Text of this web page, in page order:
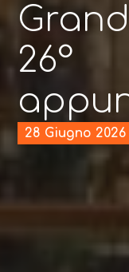
26°
28 Giugno 2026